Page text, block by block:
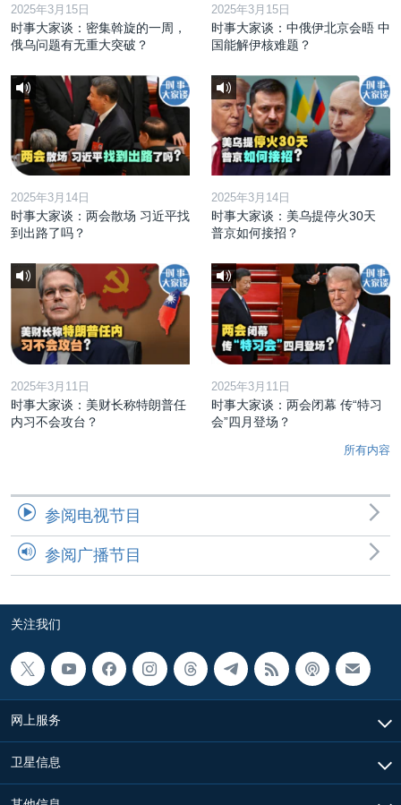
2025年3月15日
时事大家谈：密集斡旋的一周，
俄乌问题有无重大突破？
2025年3月15日
时事大家谈：中俄伊北京会晤 中
国能解伊核难题？
2025年3月14日
时事大家谈：两会散场 习近平找
到出路了吗？
2025年3月14日
时事大家谈：美乌提停火30天
普京如何接招？
2025年3月11日
时事大家谈：美财长称特朗普任
内习不会攻台？
2025年3月11日
时事大家谈：两会闭幕 传“特习
会”四月登场？
所有内容
参阅电视节目
参阅广播节目
关注我们
网上服务
卫星信息